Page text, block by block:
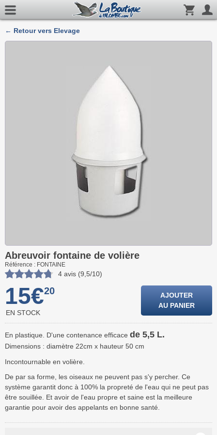
← Retour vers Elevage
Abreuvoir fontaine de volière
Référence : FONTAINE
4 avis (9,5/10)
15€20
EN STOCK
AJOUTER
AU PANIER
En plastique. D'une contenance efficace de 5,5 L.
Dimensions : diamètre 22cm x hauteur 50 cm
Incontournable en volière.
De par sa forme, les oiseaux ne peuvent pas s'y percher. Ce
système garantit donc à 100% la propreté de l'eau qui ne peut pas
être souillée. Et avoir de l'eau propre et saine est la meilleure
garantie pour avoir des appelants en bonne santé.